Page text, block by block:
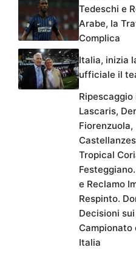
Tedeschi e
Arabe, la
Complica
Italia, inizia
ufficiale il
Ripescaggio
Lascaris,
Fiorenzuola,
Tropical
e Reclamo
Respinto.
Decisioni
Campionato
Italia